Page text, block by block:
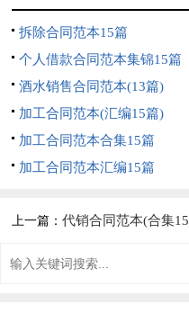
拆除合同范本15篇
个人借款合同范本集锦15篇
酒水销售合同范本(13篇)
加工合同范本(汇编15篇)
加工合同范本合集15篇
加工合同范本汇编15篇
上一篇：代销合同范本(合集15